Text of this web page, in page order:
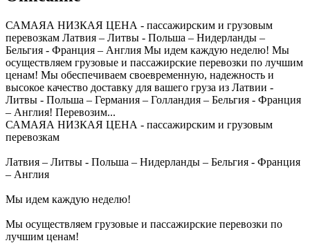
САМАЯА НИЗКАЯ ЦЕНА - пассажирским и грузовым
перевозкам Латвия – Литвы - Польша – Нидерланды –
Бельгия - Франция – Англия Мы идем каждую неделю! Мы
осуществляем грузовые и пассажирские перевозки по лучшим
ценам! Мы обеспечиваем своевременную, надежность и
высокое качество доставку для вашего груза из Латвии -
Литвы - Польша – Германия – Голландия – Бельгия - Франция
– Англия! Перевозим...
САМАЯА НИЗКАЯ ЦЕНА - пассажирским и грузовым
перевозкам
Латвия – Литвы - Польша – Нидерланды – Бельгия - Франция
– Англия
Мы идем каждую неделю!
Мы осуществляем грузовые и пассажирские перевозки по
лучшим ценам!